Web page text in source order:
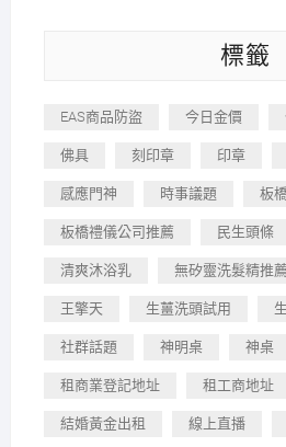
標籤
EAS商品防盜 今日金價
佛具 刻印章 印章
感應門神 時事議題 板
板橋禮儀公司推薦 民生頭條
清爽沐浴乳 無矽靈洗髮精推薦
王擎天 生薑洗頭試用
社群話題 神明桌 神桌
租商業登記地址 租工商地址
結婚黃金出租 線上直播